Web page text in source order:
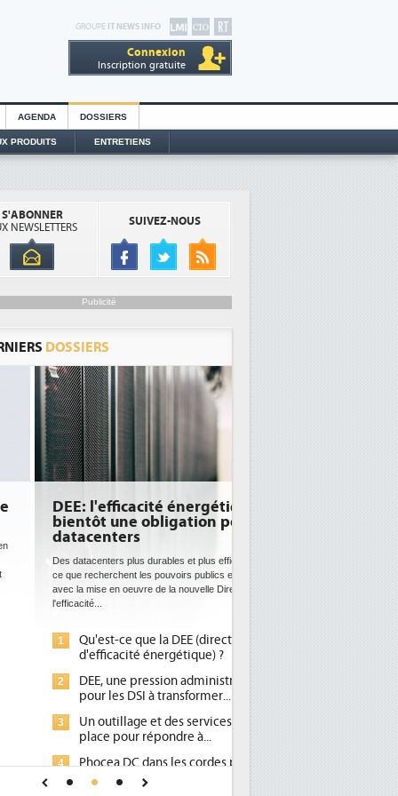
GROUPE IT NEWS INFO
Connexion
Inscription gratuite
AGENDA DOSSIERS
PRODUITS ENTRETIENS
S'ABONNER
NEWSLETTERS
SUIVEZ-NOUS
Publicité
DOSSIERS
l'efficacité énergétique
une obligation pour les
datacenters plus durables et plus efficaces, c'est
recherchent les pouvoirs publics européens
la mise en oeuvre de la nouvelle Directive sur
Qu'est-ce que la DEE (directive
d'efficacité énergétique) ?
DEE, une pression administrative
pour les DSI à transformer...
Un outillage et des services déjà en
place pour répondre à...
Phocea DC dans les cordes pour la